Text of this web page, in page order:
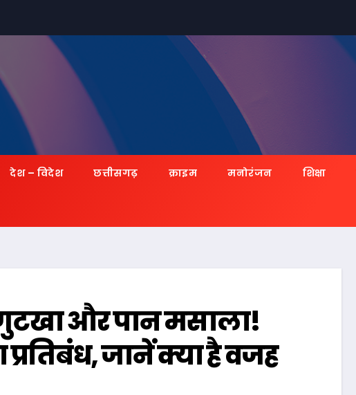
देश – विदेश छत्तीसगढ़ क्राइम मनोरंजन शिक्षा
और पान मसाला!
जानें क्या है वजह